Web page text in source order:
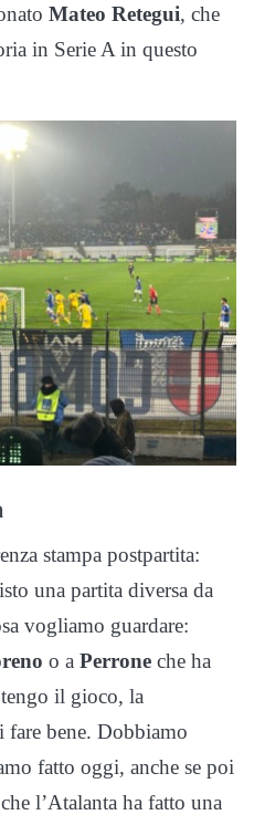
Mateo Retegui, che
in Serie A in questo
stampa postpartita:
una partita diversa da
vogliamo guardare:
o a Perrone che ha
il gioco, la
bene. Dobbiamo
fatto oggi, anche se poi
l’Atalanta ha fatto una